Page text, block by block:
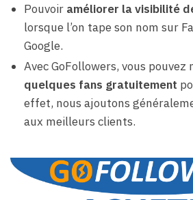
Pouvoir améliorer la visibilité
lorsque l’on tape son nom sur
Google.
Avec GoFollowers, vous pouvez
quelques fans gratuitement
effet, nous ajoutons
aux meilleurs clients.